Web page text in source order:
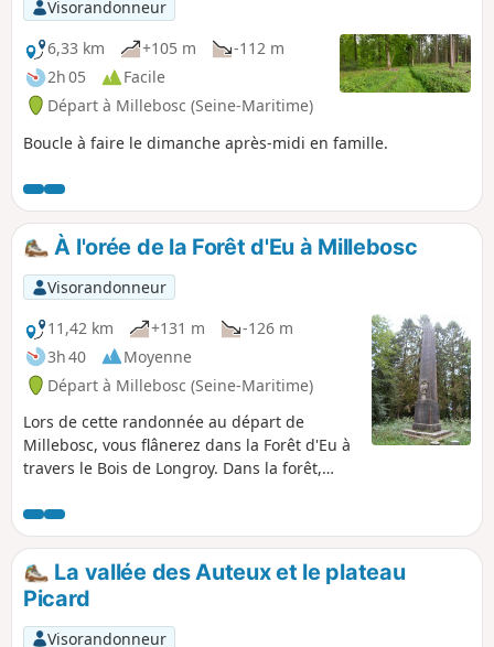
Visorandonneur
6,33 km
+105 m
-112 m
2h 05
Facile
Départ à Millebosc (Seine-Maritime)
Boucle à faire le dimanche après-midi en famille.
À l'orée de la Forêt d'Eu à Millebosc
Visorandonneur
11,42 km
+131 m
-126 m
3h 40
Moyenne
Départ à Millebosc (Seine-Maritime)
Lors de cette randonnée au départ de
Millebosc, vous flânerez dans la Forêt d'Eu à
travers le Bois de Longroy. Dans la forêt,
boucle reprend une grande partie du circuit
n°12 balisé en Jaune.
La vallée des Auteux et le plateau
Picard
Visorandonneur